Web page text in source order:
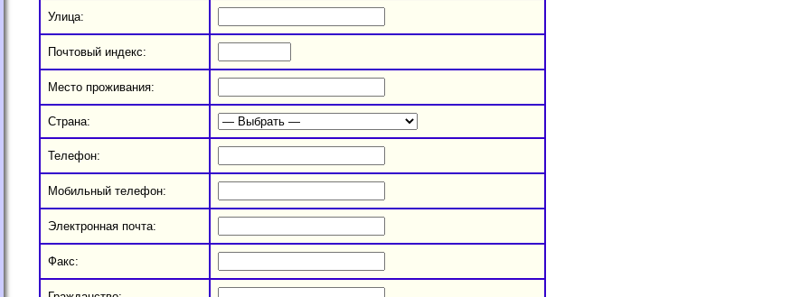
Улица:
Почтовый индекс:
Место проживания:
Страна:
Телефон:
Мобильный телефон:
Электронная почта:
Факс: